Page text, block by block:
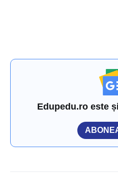
Edupedu.ro este